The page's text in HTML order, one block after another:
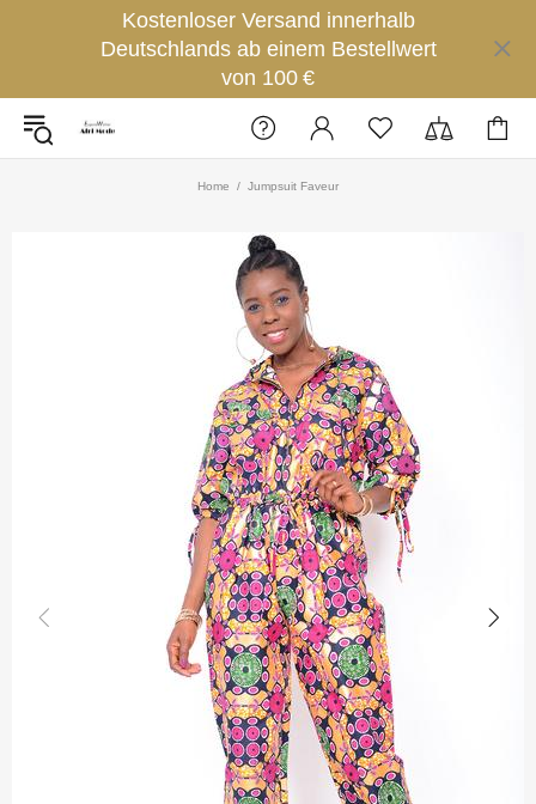
Kostenloser Versand innerhalb
Deutschlands ab einem Bestellwert
von 100 €
Home Jumpsuit Faveur